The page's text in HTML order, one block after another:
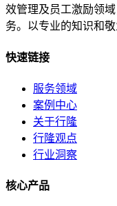
效管理及员工激励领
务。以专业的知识和
快速链接
服务领域
案例中心
关于行隆
行隆观点
行业洞察
核心产品